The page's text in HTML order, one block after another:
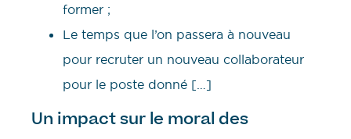
former ;
Le temps que l’on passera à nouveau
pour recruter un nouveau collaborateur
pour le poste donné […]
Un impact sur le moral des